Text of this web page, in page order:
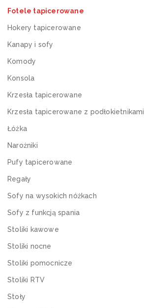
Fotele tapicerowane
Hokery tapicerowane
Kanapy i sofy
Komody
Konsola
Krzesła tapicerowane
Krzesła tapicerowane z podłokietnikami
Łóżka
Narożniki
Pufy tapicerowane
Regały
Sofy na wysokich nóżkach
Sofy z funkcją spania
Stoliki kawowe
Stoliki nocne
Stoliki pomocnicze
Stoliki RTV
Stoły